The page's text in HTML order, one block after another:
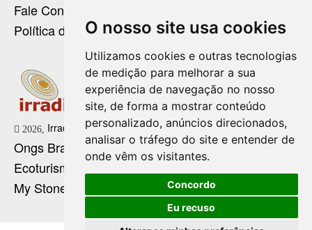
O nosso site usa cookies
Utilizamos cookies e outras tecnologias
de medição para melhorar a sua
experiência de navegação no nosso
site, de forma a mostrar conteúdo
personalizado, anúncios direcionados,
analisar o tráfego do site e entender de
onde vêm os visitantes.
Concordo
Eu recuso
Fale Conosco
Política de Privacidade
2026, Irradie Marketing Digital
Ongs Brasil
Ecoturismo no Brasil
My Stone Cristaloterapia